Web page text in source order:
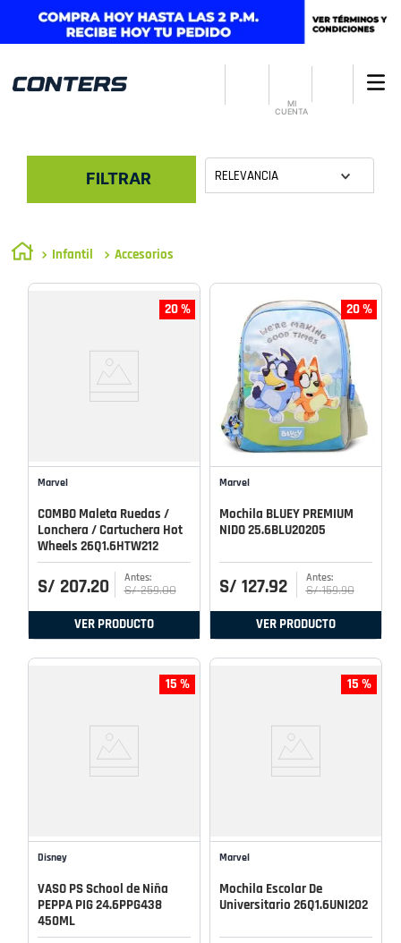
MI
CUENTA
FILTRAR RELEVANCIA
Infantil Accesorios
20 %
Marvel
COMBO Maleta Ruedas /
Lonchera / Cartuchera Hot
Wheels 26Q1.6HTW212
S/ 207.20 S/ 259.00
VER PRODUCTO
20 %
Marvel
Mochila BLUEY PREMIUM
NIDO 25.6BLU20205
S/ 127.92 S/ 159.90
VER PRODUCTO
15 %
Disney
VASO PS School de Niña
PEPPA PIG 24.6PPG438
450ML
15 %
Marvel
Mochila Escolar De
Universitario 26Q1.6UNI202